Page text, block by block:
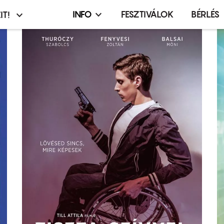
Infó,
esemény,
terembérlés
menü
INFO FESZTIVÁLOK BÉRLÉS